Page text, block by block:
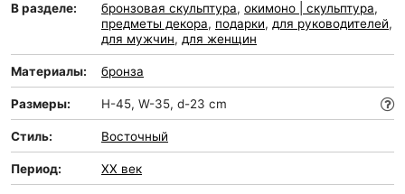
В разделе: бронзовая скульптура, окимоно | скульптура,
предметы декора, подарки, для руководителей,
для мужчин, для женщин
Материалы: бронза
Размеры: H-45, W-35, d-23 cm
Стиль: Восточный
Период: XX век